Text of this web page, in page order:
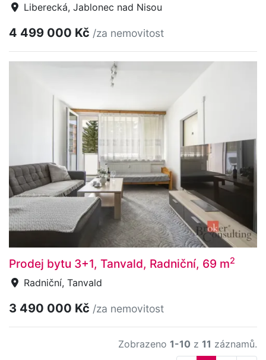
Liberecká, Jablonec nad Nisou
4 499 000 Kč /za nemovitost
Prodej bytu 3+1, Tanvald, Radniční, 69 m2
Radniční, Tanvald
3 490 000 Kč /za nemovitost
Zobrazeno 1-10 z 11 záznamů.